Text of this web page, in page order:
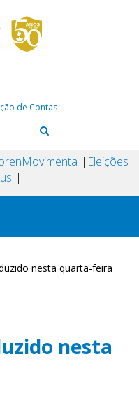
de Contas
Movimenta Eleições
nesta quarta-feira
nesta